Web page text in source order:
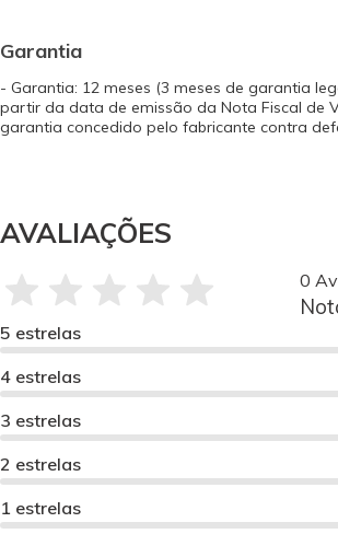
Garantia
- Garantia: 12 meses (3 meses de garantia
partir da data de emissão da Nota Fiscal de
garantia concedido pelo fabricante contra
AVALIAÇÕES
0
5 estrelas
4 estrelas
3 estrelas
2 estrelas
1 estrelas